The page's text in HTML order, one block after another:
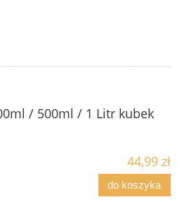
/ 500ml / 1 Litr kubek
44,99 zł
do koszyka